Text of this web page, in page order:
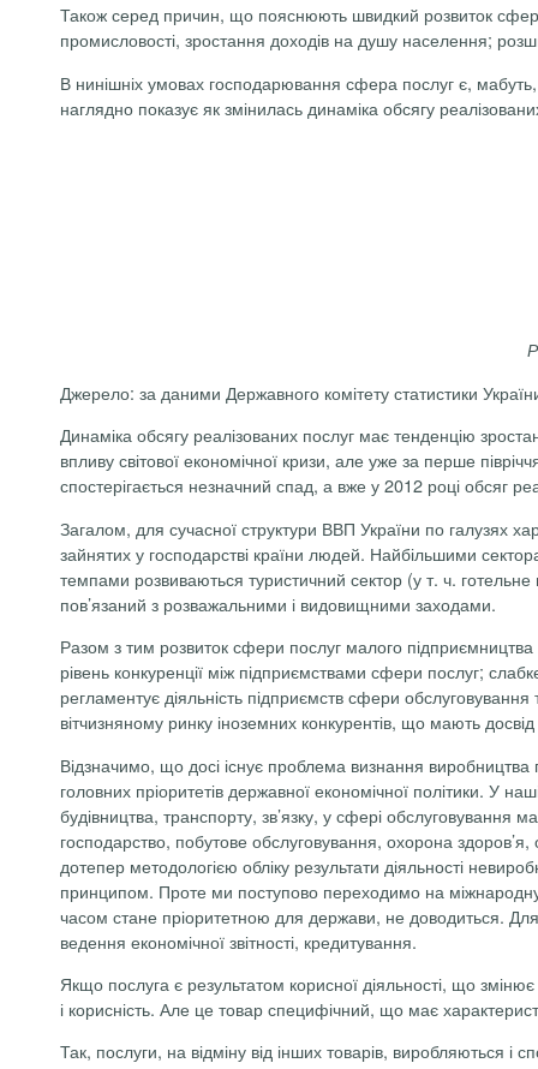
Також серед причин, що пояснюють швидкий розвиток
промисловості, зростання доходів на душу населення;
В нинішніх умовах господарювання сфера послуг є,
наглядно показує як змінилась динаміка обсягу
Джерело: за даними Державного комітету статистики
Динаміка обсягу реалізованих послуг має тенденцію
впливу світової економічної кризи, але уже за перше
спостерігається незначний спад, а вже у 2012 році обсяг
Загалом, для сучасної структури ВВП України по галузях
зайнятих у господарстві країни людей. Найбільшими
темпами розвиваються туристичний сектор (у т. ч.
пов’язаний з розважальними і видовищними заходами.
Разом з тим розвиток сфери послуг малого підприємництва
рівень конкуренції між підприємствами сфери послуг;
регламентує діяльність підприємств сфери
вітчизняному ринку іноземних конкурентів, що мають досвід
Відзначимо, що досі існує проблема визнання
головних пріоритетів державної економічної політики. У
будівництва, транспорту, зв’язку, у сфері
господарство, побутове обслуговування, охорона
дотепер методологією обліку результати діяльності
принципом. Проте ми поступово переходимо на
часом стане пріоритетною для держави, не доводиться. Для
ведення економічної звітності, кредитування.
Якщо послуга є результатом корисної діяльності, що змінює
і корисність. Але це товар специфічний, що має
Так, послуги, на відміну від інших товарів, виробляються